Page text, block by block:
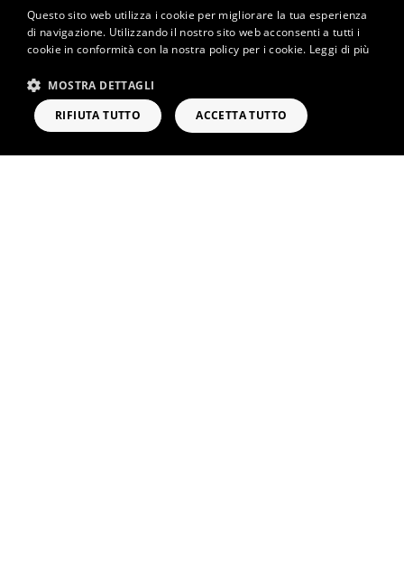
Questo sito è protetto da Google reCAPTCHA
Privacy Policy Note Legali
RICHIEDI INFORMAZIONI
Questo sito web utilizza i cookie per migliorare la tua esperienza
di navigazione. Utilizzando il nostro sito web acconsenti a tutti i
cookie in conformità con la nostra policy per i cookie. Leggi di più
ACCETTA TUTTO
RIFIUTA TUTTO
MOSTRA DETTAGLI